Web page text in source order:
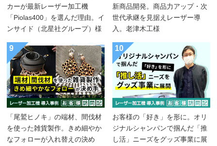
カーが最新レーザー加工機
「Piolas400」を選んだ理由。イ
ンサイド（北星社グループ）様
新商品開発。商品力アップ・次
世代承継を見据えレーザー導
入。老津木工様
9
「尾鷲ヒノキ」の端材、間伐材
を使った雑貨製作。きめ細やか
なフォローが入れ替えの決め
10
お客様の「好き」を形に。オリ
ジナルシャンパンで掴んだ「推
し活」ニーズをグッズ事業に展